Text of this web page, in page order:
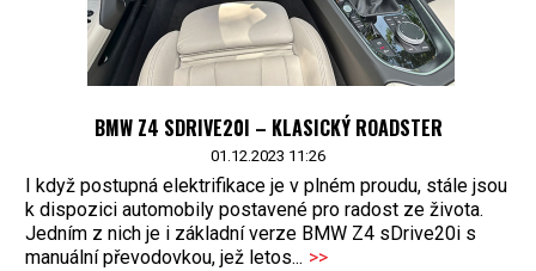
BMW Z4 SDRIVE20I – KLASICKÝ ROADSTER
01.12.2023 11:26
I když postupná elektrifikace je v plném proudu, stále jsou
k dispozici automobily postavené pro radost ze života.
Jedním z nich je i základní verze BMW Z4 sDrive20i s
manuální převodovkou, jež letos... >>